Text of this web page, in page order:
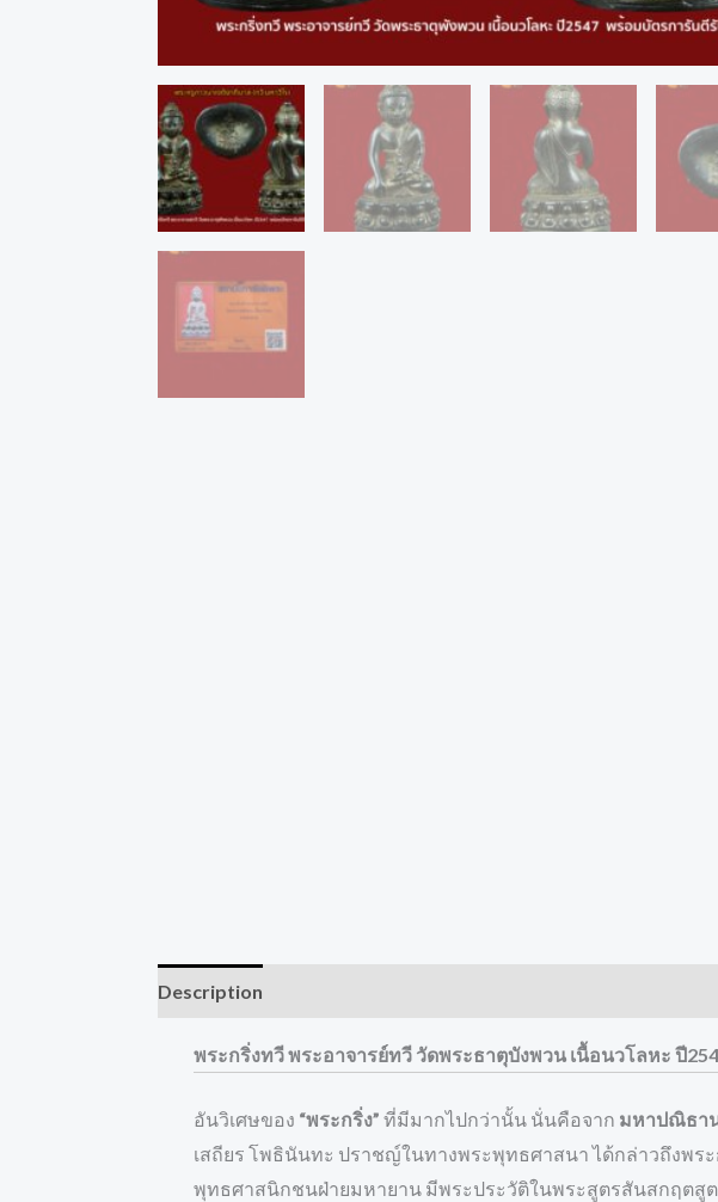
Description
พระกริ่งทวี พระอาจารย์ทวี วัดพระธาตุบังพวน เนื้อนวโลหะ ปี
อันวิเศษของ “พระกริ่ง” ที่มีมากไปกว่านั้น นั่นคือจาก มหาปณิธา
เสถียร โพธินันทะ ปราชญ์ในทางพระพุทธศาสนา ได้กล่าวถึงพระ
พุทธศาสนิกชนฝ่ายมหายาน มีพระประวัติในพระสูตรสันสกฤตสู